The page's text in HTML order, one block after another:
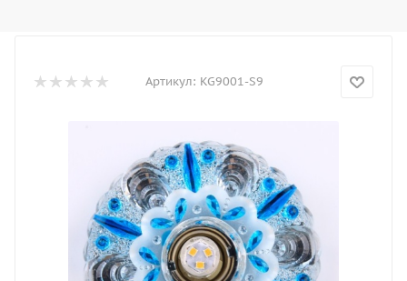
Артикул: KG9001-S9